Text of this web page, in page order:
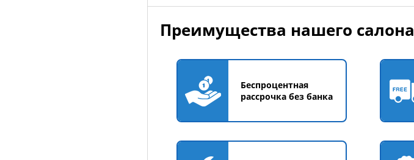
Преимущества нашего салона
Беспроцентная
рассрочка без банка